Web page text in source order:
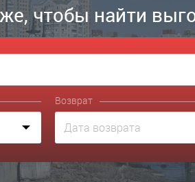
чтобы найти
Возврат